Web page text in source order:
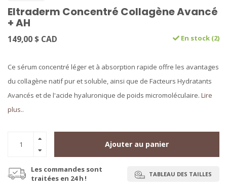
Eltraderm Concentré Collagène Avancé
+ AH
149,00 $ CAD En stock (2)
Ce sérum concentré léger et à absorption rapide offre les avantages
du collagène natif pur et soluble, ainsi que de Facteurs Hydratants
Avancés et de l'acide hyaluronique de poids micromoléculaire. Lire
plus..
Ajouter au panier
Les commandes sont
traitées en 24 h !
TABLEAU DES TAILLES